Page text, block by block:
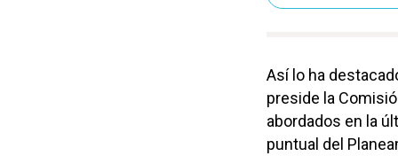
Así lo ha
preside la
abordados en la
puntual del